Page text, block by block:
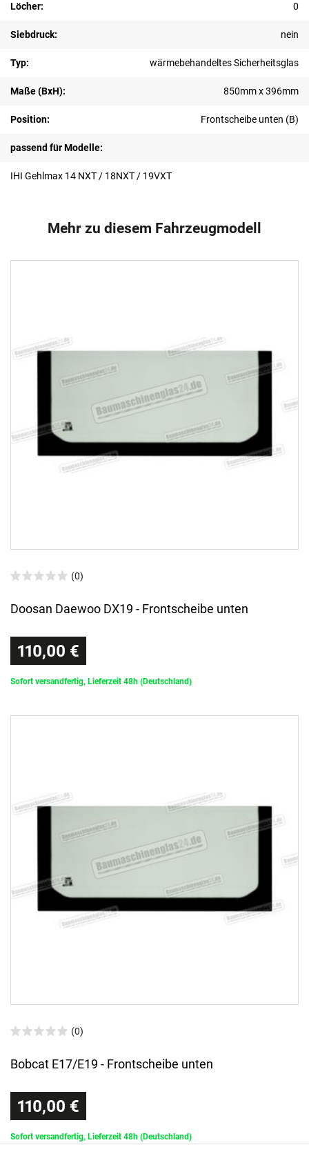
Löcher: 0
Siebdruck: nein
Typ: wärmebehandeltes Sicherheitsglas
Maße (BxH): 850mm x 396mm
Position: Frontscheibe unten (B)
passend für Modelle:
IHI Gehlmax 14 NXT / 18NXT / 19VXT
Mehr zu diesem Fahrzeugmodell
(0)
Doosan Daewoo DX19 - Frontscheibe unten
110,00 €
Sofort versandfertig, Lieferzeit 48h (Deutschland)
(0)
Bobcat E17/E19 - Frontscheibe unten
110,00 €
Sofort versandfertig, Lieferzeit 48h (Deutschland)